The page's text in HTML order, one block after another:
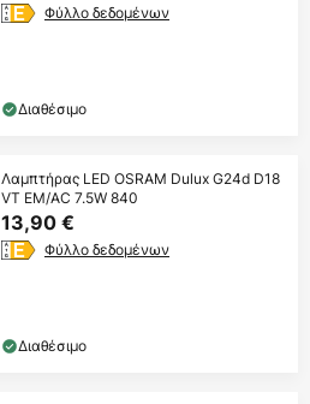
Φύλλο δεδομένων
Διαθέσιμο
Λαμπτήρας LED OSRAM Dulux G24d D18
VT EM/AC 7.5W 840
13,90 €
Φύλλο δεδομένων
Διαθέσιμο